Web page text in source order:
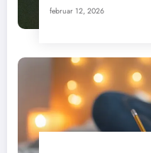
februar 12, 2026